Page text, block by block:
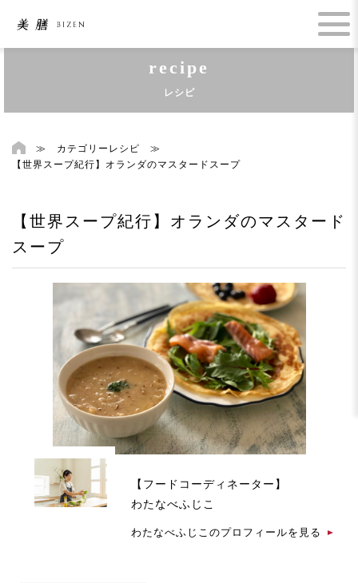
recipe
レシピ
≫ カテゴリーレシピ ≫
【世界スープ紀行】オランダのマスタードスープ
【世界スープ紀行】オランダのマスタード
スープ
【フードコーディネーター】
わたなべふじこ
わたなべふじこのプロフィールを見る